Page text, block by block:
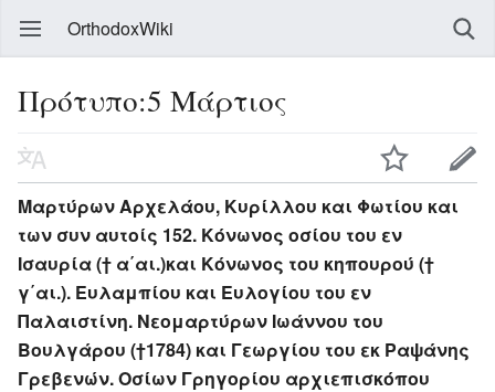
OrthodoxWiki
Πρότυπο:5 Μάρτιος
Μαρτύρων Αρχελάου, Κυρίλλου και Φωτίου και
των συν αυτοίς 152. Κόνωνος οσίου του εν
Ισαυρία († α΄αι.)και Κόνωνος του κηπουρού (†
γ΄αι.). Ευλαμπίου και Ευλογίου του εν
Παλαιστίνη. Νεομαρτύρων Ιωάννου του
Βουλγάρου (†1784) και Γεωργίου του εκ Ραψάνης
Γρεβενών. Οσίων Γρηγορίου αρχιεπισκόπου